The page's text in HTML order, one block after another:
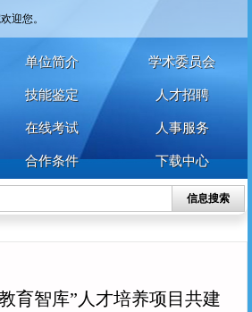
迎您。
单位简介 学术委员会
技能鉴定 人才招聘
在线考试 人事服务
合作条件 下载中心
信息搜索
育智库”人才培养项目共建